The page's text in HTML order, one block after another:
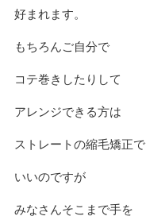
好まれます。
もちろんご自分で
コテ巻きしたりして
アレンジできる方は
ストレートの縮毛矯正で
いいのですが
みなさんそこまで手を